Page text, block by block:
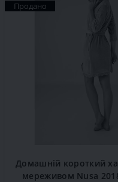
Продано
Домашній короткий
мереживом Nusa